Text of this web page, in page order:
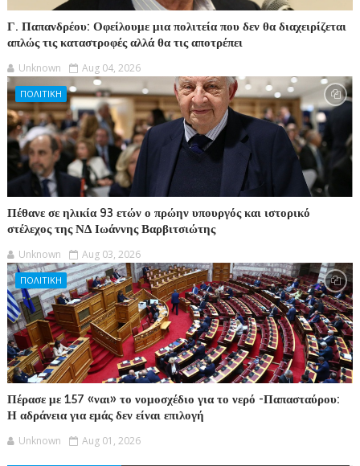
Γ. Παπανδρέου: Οφείλουμε μια πολιτεία που δεν θα διαχειρίζεται
απλώς τις καταστροφές αλλά θα τις αποτρέπει
Unknown Aug 04, 2026
ΠΟΛΙΤΙΚΗ
Πέθανε σε ηλικία 93 ετών ο πρώην υπουργός και ιστορικό
στέλεχος της ΝΔ Ιωάννης Βαρβιτσιώτης
Unknown Aug 03, 2026
ΠΟΛΙΤΙΚΗ
Πέρασε με 157 «ναι» το νομοσχέδιο για το νερό -Παπασταύρου:
Η αδράνεια για εμάς δεν είναι επιλογή
Unknown Aug 01, 2026